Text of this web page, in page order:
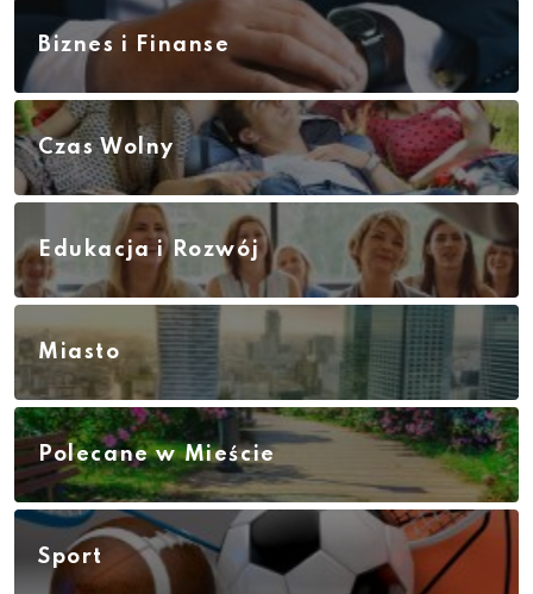
Biznes i Finanse
Czas Wolny
Edukacja i Rozwój
Miasto
Polecane w Mieście
Sport